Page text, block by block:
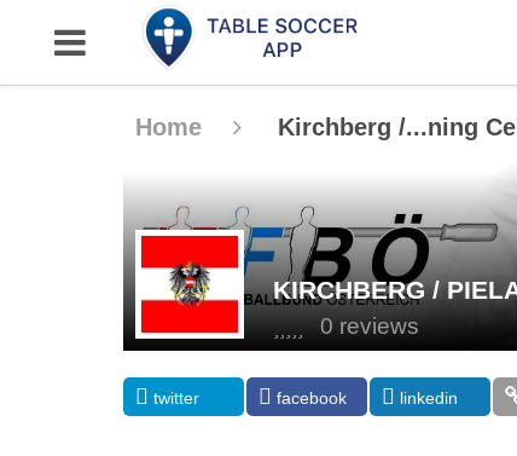
Home Kirchberg /...ning
KIRCHBERG /
0 reviews
twitter facebook linkedin